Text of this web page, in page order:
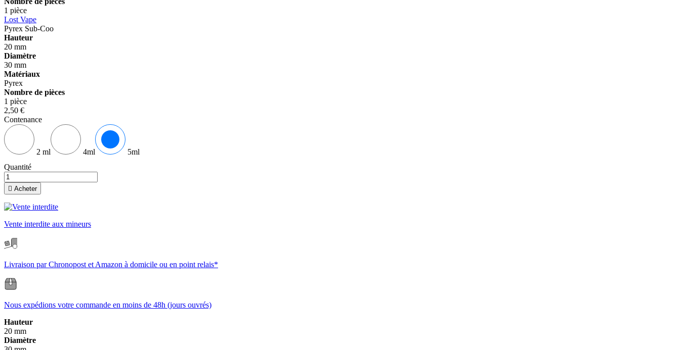
1 pièce
Lost Vape
Pyrex Sub-Coo
Hauteur
20 mm
Diamètre
30 mm
Matériaux
Pyrex
Nombre de pièces
1 pièce
2,50 €
Contenance
2 ml 4ml
5ml
Quantité
 Acheter
Vente interdite aux mineurs
Livraison par Chronopost et Amazon à domicile ou en point relais*
Nous expédions votre commande en moins de 48h (jours ouvrés)
Hauteur
20 mm
Diamètre